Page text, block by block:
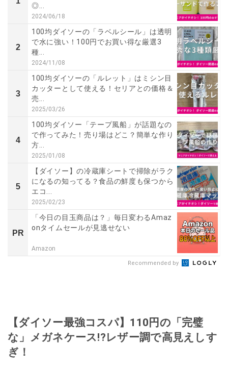
◎...
2024/06/18
2
100均ダイソーの「ラベルシール」は透明
で水に強い！100円でお買い得な厳選3
種...
2024/11/08
3
100均ダイソーの「ルレット」はミシン目
カッターとして使える！セリアとの価格＆
売...
2025/03/26
4
100均ダイソー「テープ風船」が話題なの
で作ってみた！売り場はどこ？簡単な作り
方...
2025/01/08
5
【ダイソー】の冷蔵庫シートで掃除がラク
になるの知ってる？食品の鮮度も保つから
エコ...
2025/02/23
PR
「今日の目玉商品は？」毎日変わるAmaz
onタイムセールが見逃せない
Amazon
Recommended by
【ダイソー最強コスパ】110円の「完璧
な」メガネケース!?レザー調で高見えしす
ぎ！